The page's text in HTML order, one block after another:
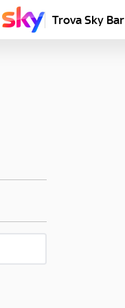
Trova Sky Bar